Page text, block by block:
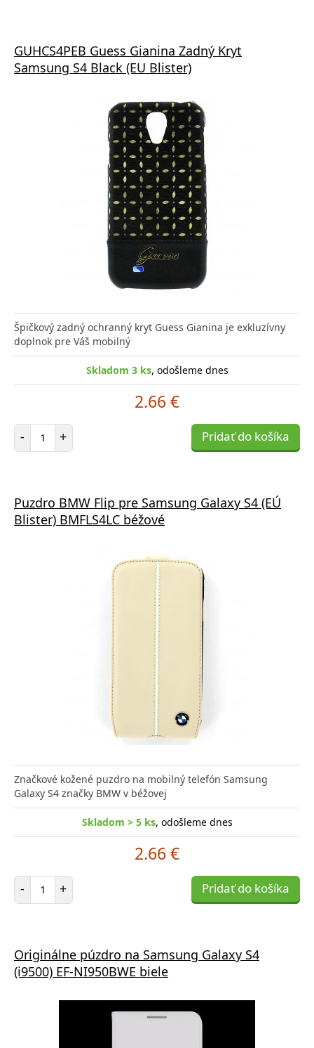
GUHCS4PEB Guess Gianina Zadný Kryt
Samsung S4 Black (EU Blister)
Špičkový zadný ochranný kryt Guess Gianina je exkluzívny
doplnok pre Váš mobilný
Skladom 3 ks, odošleme dnes
2.66 €
- Počet položiek
+ Pridať do košíka
Puzdro BMW Flip pre Samsung Galaxy S4 (EÚ
Blister) BMFLS4LC béžové
Značkové kožené puzdro na mobilný telefón Samsung
Galaxy S4 značky BMW v béžovej
Skladom > 5 ks, odošleme dnes
2.66 €
- Počet položiek
+ Pridať do košíka
Originálne púzdro na Samsung Galaxy S4
(i9500) EF-NI950BWE biele